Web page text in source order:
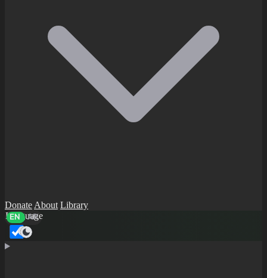
Donate About Library
Language
EN AR
Dark mode